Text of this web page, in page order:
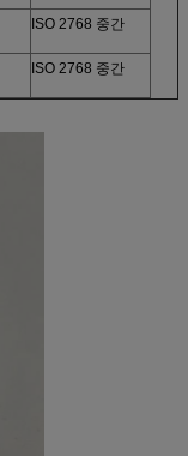
ISO 2768 중간
ISO 2768 중간